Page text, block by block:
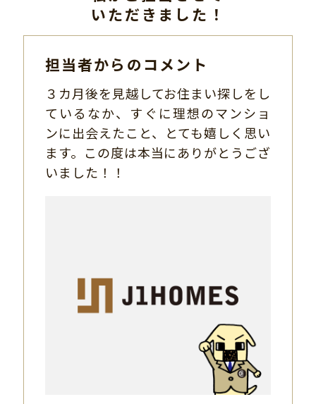
いただきました！
担当者からのコメント
３カ月後を見越してお住まい探しをし
ているなか、すぐに理想のマンショ
ンに出会えたこと、とても嬉しく思い
ます。この度は本当にありがとうござ
いました！！